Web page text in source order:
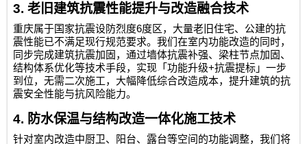
3.老旧建筑抗震性能提升与改造融合技术
重庆属于国家抗震设防烈度6度区，大量老旧住宅、公建的抗
震性能已不满足现行规范要求。我们在室内功能改造的同时，
同步完成建筑抗震加固，通过墙体抗震补强、梁柱节点加固、
结构体系优化等技术手段，实现「功能升级+抗震提标」一步
到位，无需二次施工，大幅降低综合改造成本，提升建筑的抗
震安全性能与抗风险能力。
4. 防水保温与结构改造一体化施工技术
针对室内改造中厨卫、阳台、露台等空间的功能调整，我们将